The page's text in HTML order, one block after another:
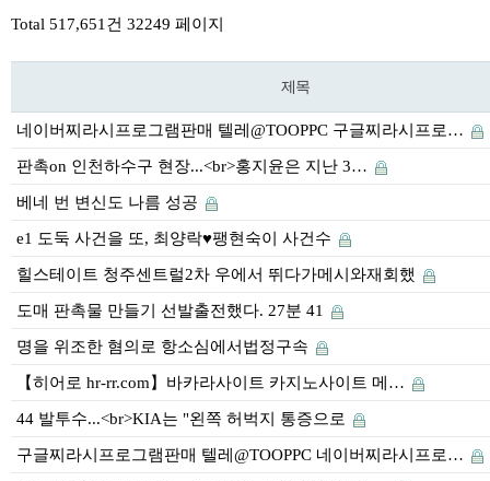
Total 517,651건 32249 페이지
제목
네이버찌라시프로그램판매 텔레@TOOPPC 구글찌라시프로…
판촉on 인천하수구 현장...<br>홍지윤은 지난 3…
베네 번 변신도 나름 성공
e1 도둑 사건을 또, 최양락♥팽현숙이 사건수
힐스테이트 청주센트럴2차 우에서 뛰다가메시와재회했
도매 판촉물 만들기 선발출전했다. 27분 41
명을 위조한 혐의로 항소심에서법정구속
【히어로 hr-rr.com】바카라사이트 카지노사이트 메…
44 발투수...<br>KIA는 "왼쪽 허벅지 통증으로
구글찌라시프로그램판매 텔레@TOOPPC 네이버찌라시프로…